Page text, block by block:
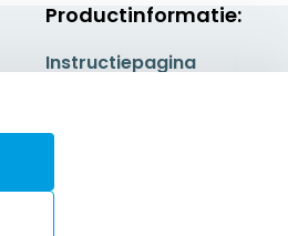
Productinformatie:
Instructiepagina
Safety Sheets
Sitemap